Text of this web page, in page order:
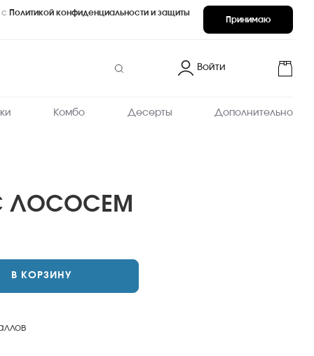
Принимаю
с Политикой конфиденциальности и защиты
Войти
Комбо Десерты Дополнительно
ЛОСОСЕМ
В КОРЗИНУ